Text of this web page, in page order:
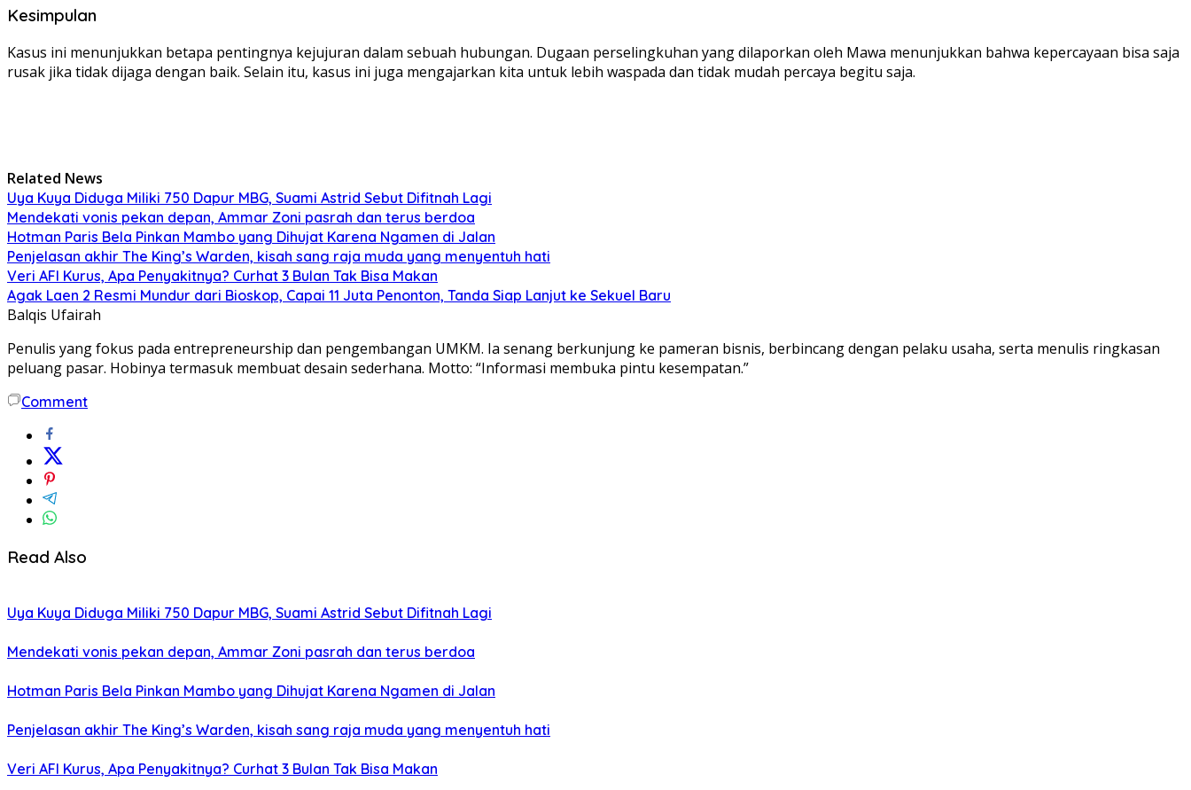
Kesimpulan
Kasus ini menunjukkan betapa pentingnya kejujuran dalam sebuah hubungan. Dugaan perselingkuhan yang dilaporkan oleh Mawa menunjukkan bahwa kepercayaan bisa saja
rusak jika tidak dijaga dengan baik. Selain itu, kasus ini juga mengajarkan kita untuk lebih waspada dan tidak mudah percaya begitu saja.
Related News
Uya Kuya Diduga Miliki 750 Dapur MBG, Suami Astrid Sebut Difitnah Lagi
Mendekati vonis pekan depan, Ammar Zoni pasrah dan terus berdoa
Hotman Paris Bela Pinkan Mambo yang Dihujat Karena Ngamen di Jalan
Penjelasan akhir The King’s Warden, kisah sang raja muda yang menyentuh hati
Veri AFI Kurus, Apa Penyakitnya? Curhat 3 Bulan Tak Bisa Makan
Agak Laen 2 Resmi Mundur dari Bioskop, Capai 11 Juta Penonton, Tanda Siap Lanjut ke Sekuel Baru
Balqis Ufairah
Penulis yang fokus pada entrepreneurship dan pengembangan UMKM. Ia senang berkunjung ke pameran bisnis, berbincang dengan pelaku usaha, serta menulis ringkasan
peluang pasar. Hobinya termasuk membuat desain sederhana. Motto: “Informasi membuka pintu kesempatan.”
Comment
Read Also
Uya Kuya Diduga Miliki 750 Dapur MBG, Suami Astrid Sebut Difitnah Lagi
Mendekati vonis pekan depan, Ammar Zoni pasrah dan terus berdoa
Hotman Paris Bela Pinkan Mambo yang Dihujat Karena Ngamen di Jalan
Penjelasan akhir The King’s Warden, kisah sang raja muda yang menyentuh hati
Veri AFI Kurus, Apa Penyakitnya? Curhat 3 Bulan Tak Bisa Makan